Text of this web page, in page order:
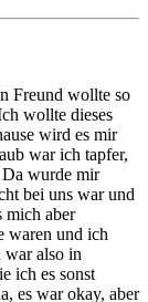
Freund wollte so
wollte dieses
wird es mir
war ich tapfer,
Da wurde mir
bei uns war und
mich aber
waren und ich
war also in
ich es sonst
es war okay, aber